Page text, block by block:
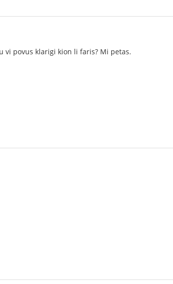
vi povus klarigi kion li faris? Mi petas.